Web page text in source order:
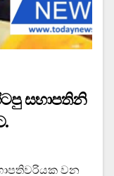
සභාපතිනි
වන